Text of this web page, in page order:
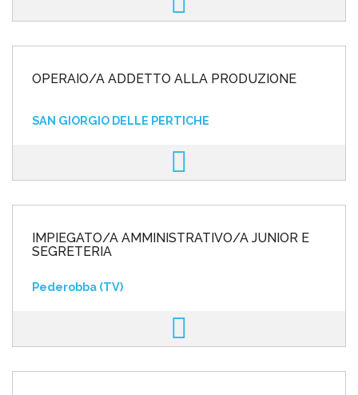
OPERAIO/A ADDETTO ALLA PRODUZIONE
SAN GIORGIO DELLE PERTICHE
IMPIEGATO/A AMMINISTRATIVO/A JUNIOR E
SEGRETERIA
Pederobba (TV)